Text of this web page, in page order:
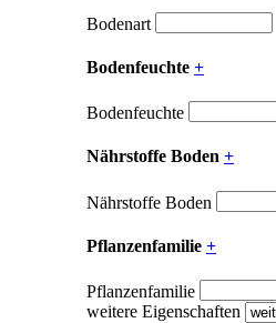
Bodenart
Bodenfeuchte +
Bodenfeuchte
Nährstoffe Boden +
Nährstoffe Boden
Pflanzenfamilie +
Pflanzenfamilie
weitere Eigenschaften